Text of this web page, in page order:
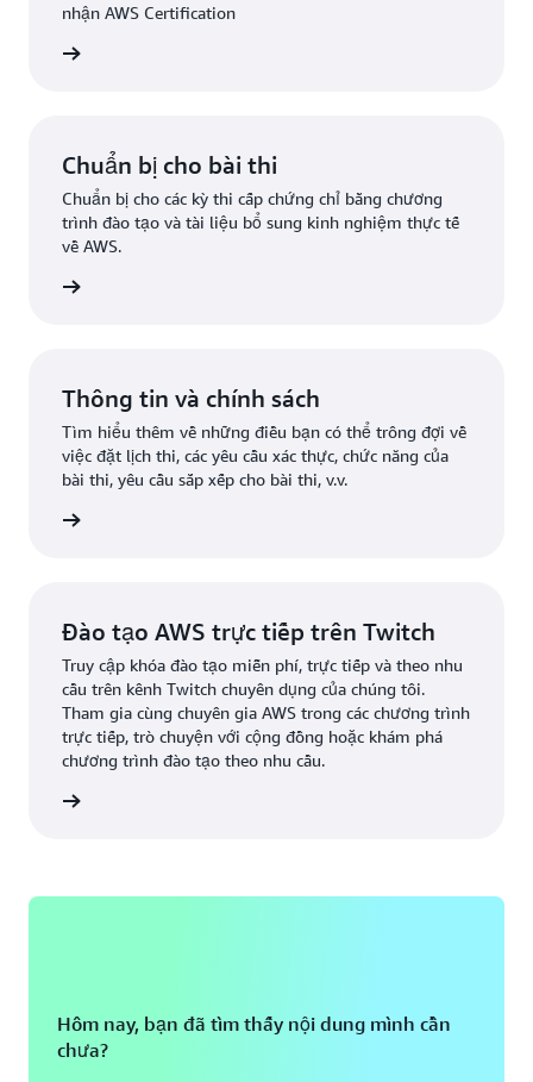
nhận AWS Certification
Chuẩn bị cho bài thi
Chuẩn bị cho các kỳ thi cấp chứng chỉ bằng chương
trình đào tạo và tài liệu bổ sung kinh nghiệm thực tế
về AWS.
Thông tin và chính sách
Tìm hiểu thêm về những điều bạn có thể trông đợi về
việc đặt lịch thi, các yêu cầu xác thực, chức năng của
bài thi, yêu cầu sắp xếp cho bài thi, v.v.
Đào tạo AWS trực tiếp trên Twitch
Truy cập khóa đào tạo miễn phí, trực tiếp và theo nhu
cầu trên kênh Twitch chuyên dụng của chúng tôi.
Tham gia cùng chuyên gia AWS trong các chương trình
trực tiếp, trò chuyện với cộng đồng hoặc khám phá
chương trình đào tạo theo nhu cầu.
Hôm nay, bạn đã tìm thấy nội dung mình cần
chưa?